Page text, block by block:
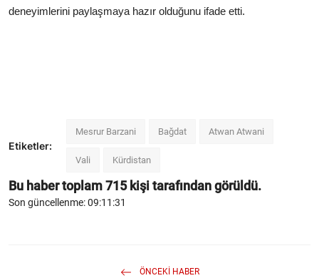
deneyimlerini paylaşmaya hazır olduğunu ifade etti.
Etiketler:
Mesrur Barzani Bağdat Atwan Atwani
Vali Kürdistan
Bu haber toplam715kişi tarafından görüldü.
Son güncellenme: 09:11:31
ÖNCEKI HABER